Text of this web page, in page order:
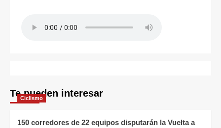
Te pueden interesar
Ciclismo
150 corredores de 22 equipos disputarán la Vuelta a